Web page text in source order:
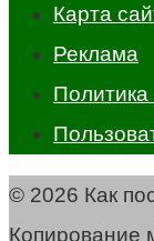
Карта
Реклама
© 2026 Как
Копирование